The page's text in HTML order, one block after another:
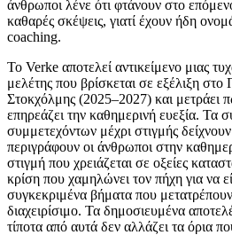
άνθρωποι λένε ότι φτάνουν στο
καθαρές σκέψεις, γιατί έχουν ήδη
coaching.
Το Verke αποτελεί αντικείμενο μιας
μελέτης που βρίσκεται σε εξέλιξη στο
Στοκχόλμης (2025–2027) και μετράει
επηρεάζει την καθημερινή ευεξία. Τα
συμμετεχόντων μέχρι στιγμής
περιγράφουν οι άνθρωποι στην
στιγμή που χρειάζεται σε οξείες
κρίση που χαμηλώνει τον πήχη για να
συγκεκριμένα βήματα που
διαχειρίσιμο. Τα δημοσιευμένα
τίποτα από αυτά δεν αλλάζει τα όρια